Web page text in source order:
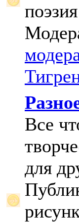
Все
для